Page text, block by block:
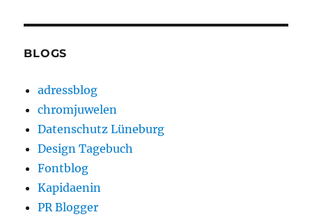
BLOGS
adressblog
chromjuwelen
Datenschutz Lüneburg
Design Tagebuch
Fontblog
Kapidaenin
PR Blogger